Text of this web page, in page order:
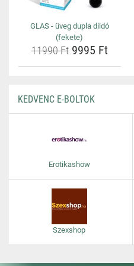
GLAS - üveg dupla dildó
(fekete)
11990 Ft9995 Ft
KEDVENC E-BOLTOK
Erotikashow
Szexshop